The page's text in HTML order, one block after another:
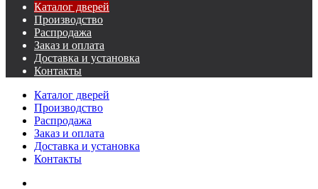
Каталог дверей
Производство
Распродажа
Заказ и оплата
Доставка и установка
Контакты
Каталог дверей
Производство
Распродажа
Заказ и оплата
Доставка и установка
Контакты